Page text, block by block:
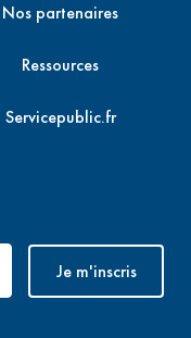
Nos partenaires
Ressources
Servicepublic.fr